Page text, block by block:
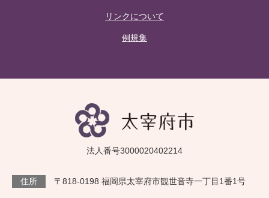
リンクについて
例規集
法人番号3000020402214
住所 〒818-0198 福岡県太宰府市観世音寺一丁目1番1号